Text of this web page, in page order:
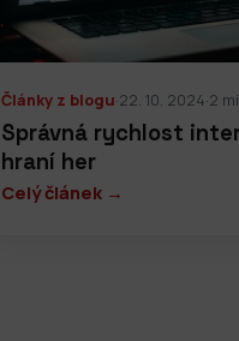
Články z blogu·22. 10. 2024·2
Správná rychlost
hraní her
Celý článek →